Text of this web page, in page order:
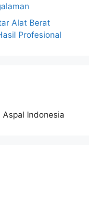
Alat Berat
Profesional
Aspal Indonesia